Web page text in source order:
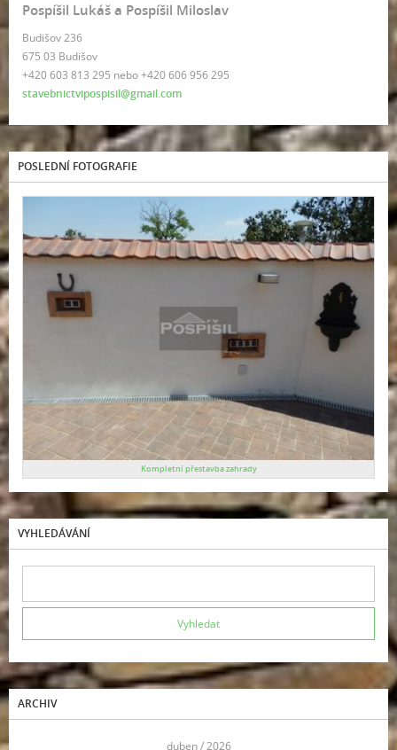
Pospíšil Lukáš a Pospíšil Miloslav
Budišov 236
675 03 Budišov
+420 603 813 295 nebo +420 606 956 295
stavebnictvipospisil@gmail.com
POSLEDNÍ FOTOGRAFIE
Kompletní přestavba zahrady
VYHLEDÁVÁNÍ
ARCHIV
duben / 2026